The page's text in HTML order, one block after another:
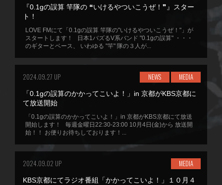
『0.1gの誤算 竿隊の ❝いけるやついこうぜ！❞』スター
ト！
LOVE FMにて「0.1gの誤算 竿隊の"いけるやついこうぜ！"」が
スタートします！ 日本1バズるV系バンド "0.1gの誤算" ・・・
のギターとベース、 いわゆる "竿" 隊の３人が...
2024.09.27 UP NEWS MEDIA
「0.1gの誤算のかかってこいよ！」in 京都がKBS京都に
て放送開始
「0.1gの誤算のかかってこいよ！」in 京都がKBS京都にて放送
開始します！ 毎週金曜日22:30-23:00 10月4日(金)から 放送開
始！！ お便りお待ちしております！...
2024.09.02 UP MEDIA
KBS京都にてラジオ番組「かかってこいよ！」１０月４